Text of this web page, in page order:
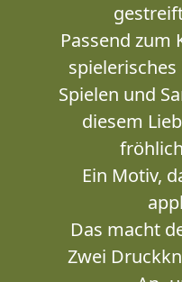
Passend
Spielen und
diesem
Ein Motiv,
Das macht
Zwei